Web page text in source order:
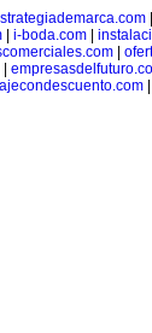
i-boda.com
|
|